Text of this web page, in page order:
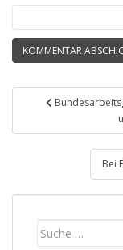
Bei
Suche